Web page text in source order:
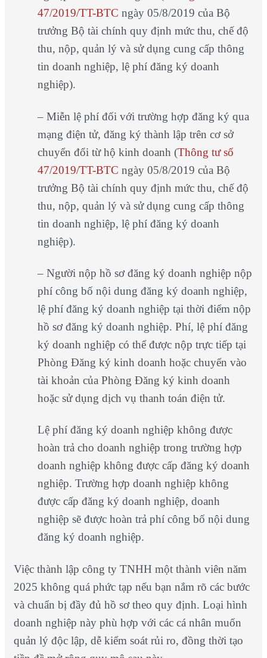
47/2019/TT-BTC ngày 05/8/2019 của Bộ
trưởng Bộ tài chính quy định mức thu, chế độ
thu, nộp, quản lý và sử dụng cung cấp thông
tin doanh nghiệp, lệ phí đăng ký doanh
nghiệp).
– Miễn lệ phí đối với trường hợp đăng ký qua
mạng điện tử, đăng ký thành lập trên cơ sở
chuyển đổi từ hộ kinh doanh (Thông tư số
47/2019/TT-BTC ngày 05/8/2019 của Bộ
trưởng Bộ tài chính quy định mức thu, chế độ
thu, nộp, quản lý và sử dụng cung cấp thông
tin doanh nghiệp, lệ phí đăng ký doanh
nghiệp).
– Người nộp hồ sơ đăng ký doanh nghiệp nộp
phí công bố nội dung đăng ký doanh nghiệp,
lệ phí đăng ký doanh nghiệp tại thời điểm nộp
hồ sơ đăng ký doanh nghiệp. Phí, lệ phí đăng
ký doanh nghiệp có thể được nộp trực tiếp tại
Phòng Đăng ký kinh doanh hoặc chuyển vào
tài khoản của Phòng Đăng ký kinh doanh
hoặc sử dụng dịch vụ thanh toán điện tử.
Lệ phí đăng ký doanh nghiệp không được
hoàn trả cho doanh nghiệp trong trường hợp
doanh nghiệp không được cấp đăng ký doanh
nghiệp. Trường hợp doanh nghiệp không
được cấp đăng ký doanh nghiệp, doanh
nghiệp sẽ được hoàn trả phí công bố nội dung
đăng ký doanh nghiệp.
Việc thành lập công ty TNHH một thành viên năm
2025 không quá phức tạp nếu bạn nắm rõ các bước
và chuẩn bị đầy đủ hồ sơ theo quy định. Loại hình
doanh nghiệp này phù hợp với các cá nhân muốn
quản lý độc lập, dễ kiểm soát rủi ro, đồng thời tạo